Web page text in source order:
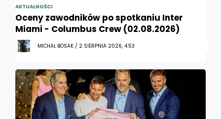
AKTUALNOŚCI
Oceny zawodników po spotkaniu Inter
Miami - Columbus Crew (02.08.2026)
MICHAŁ BOSAK / 2 SIERPNIA 2026, 4:53